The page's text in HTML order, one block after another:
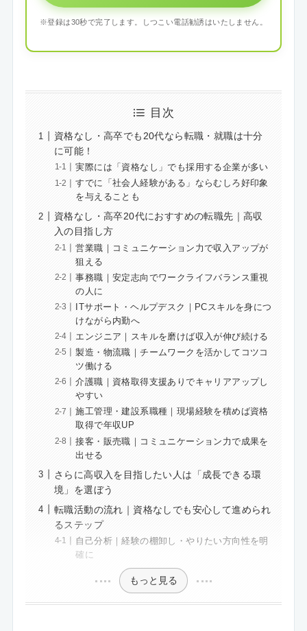
※登録は30秒で完了します。しつこい電話勧誘はいたしません。
目次
資格なし・高卒でも20代なら転職・就職は十分
に可能！
実際には「資格なし」でも採用する企業が多い
すでに「社会人経験がある」ならむしろ好印象
を与えることも
資格なし・高卒20代におすすめの転職先｜高収
入の目指し方
営業職｜コミュニケーション力で収入アップが
狙える
事務職｜安定志向でワークライフバランス重視
の人に
ITサポート・ヘルプデスク｜PCスキルを身につ
けながら内勤へ
エンジニア｜スキルを磨けば収入が伸び続ける
製造・物流職｜チームワークを活かしてコツコ
ツ働ける
介護職｜資格取得支援ありでキャリアアップし
やすい
施工管理・建設系職種｜現場経験を積めば資格
取得で年収UP
接客・販売職｜コミュニケーション力で成果を
出せる
さらに高収入を目指したい人は「成長できる環
境」を選ぼう
転職活動の流れ｜資格なしでも安心して進められ
るステップ
自己分析｜経験の棚卸し・やりたい方向性を明
確に
もっと見る